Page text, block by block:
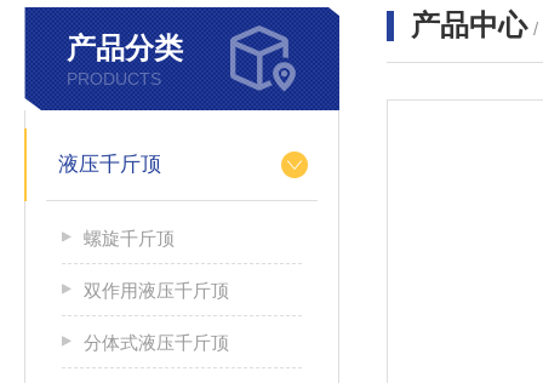
产品分类
PRODUCTS
液压千斤顶
螺旋千斤顶
双作用液压千斤顶
分体式液压千斤顶
产品中心 /